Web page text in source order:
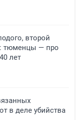
второй
тюменцы — про
лет
в деле убийства